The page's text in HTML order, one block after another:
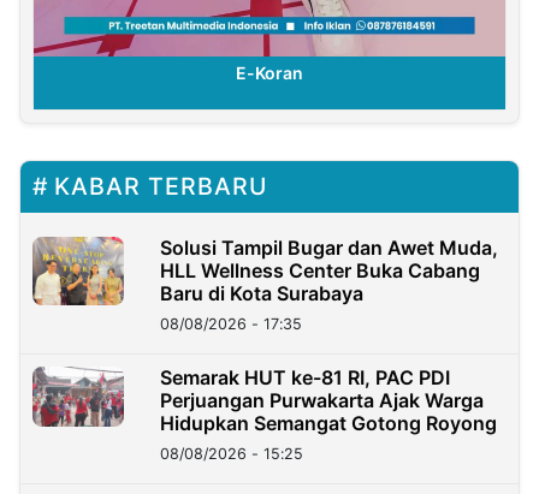
E-Koran
KABAR TERBARU
Solusi Tampil Bugar dan Awet Muda,
HLL Wellness Center Buka Cabang
Baru di Kota Surabaya
08/08/2026 - 17:35
Semarak HUT ke-81 RI, PAC PDI
Perjuangan Purwakarta Ajak Warga
Hidupkan Semangat Gotong Royong
08/08/2026 - 15:25